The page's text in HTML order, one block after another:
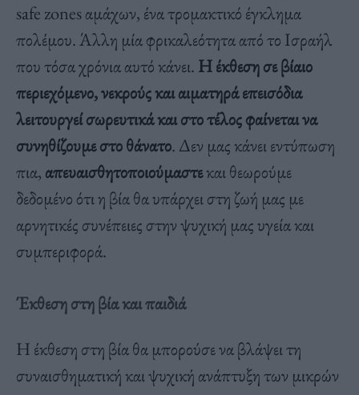
safe zones αμάχων, ένα τρομακτικό έγκλημα
πολέμου. Άλλη μία φρικαλεότητα από το Ισραήλ
που τόσα χρόνια αυτό κάνει. Η έκθεση σε βίαιο
περιεχόμενο, νεκρούς και αιματηρά επεισόδια
λειτουργεί σωρευτικά και στο τέλος φαίνεται να
συνηθίζουμε στο θάνατο. Δεν μας κάνει εντύπωση
πια, απευαισθητοποιούμαστεκαι θεωρούμε
δεδομένο ότι η βία θα υπάρχει στη ζωή μας με
αρνητικές συνέπειες στην ψυχική μας υγεία και
συμπεριφορά.
Έκθεση στη βία και παιδιά
Η έκθεση στη βία θα μπορούσε να βλάψει τη
συναισθηματική και ψυχική ανάπτυξη των μικρών